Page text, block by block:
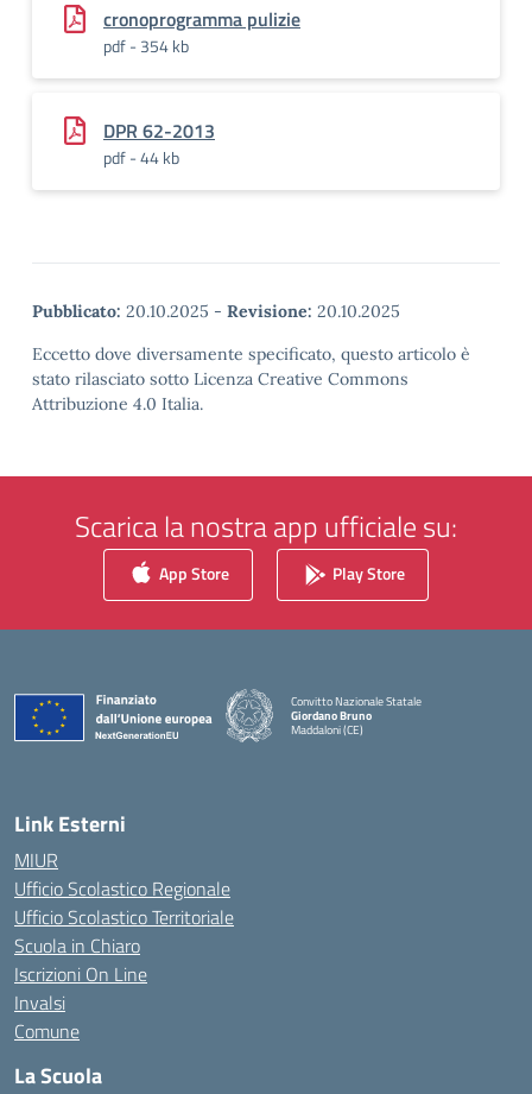
cronoprogramma pulizie
pdf - 354 kb
DPR 62-2013
pdf - 44 kb
Pubblicato: 20.10.2025 - Revisione: 20.10.2025
Eccetto dove diversamente specificato, questo articolo è
stato rilasciato sotto Licenza Creative Commons
Attribuzione 4.0 Italia.
Scarica la nostra app ufficiale su:
App Store Play Store
Convitto Nazionale Statale
Giordano Bruno
Maddaloni (CE)
Link Esterni
MIUR
Ufficio Scolastico Regionale
Ufficio Scolastico Territoriale
Scuola in Chiaro
Iscrizioni On Line
Invalsi
Comune
La Scuola